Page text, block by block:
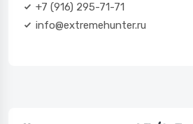
+7 (916) 295-71-71
info@extremehunter.ru